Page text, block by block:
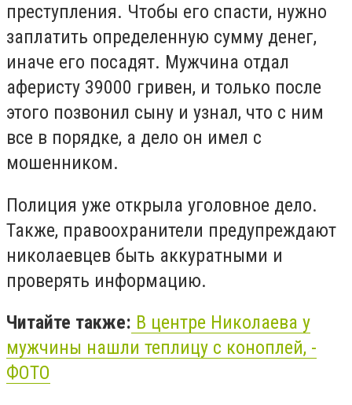
преступления. Чтобы его спасти, нужно
заплатить определенную сумму денег,
иначе его посадят. Мужчина отдал
аферисту 39000 гривен, и только после
этого позвонил сыну и узнал, что с ним
все в порядке, а дело он имел с
мошенником.
Полиция уже открыла уголовное дело.
Также, правоохранители предупреждают
николаевцев быть аккуратными и
проверять информацию.
Читайте также: В центре Николаева у
мужчины нашли теплицу с коноплей, -
ФОТО